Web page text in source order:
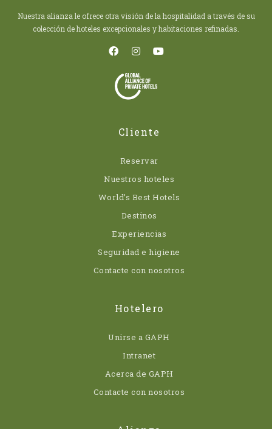
Nuestra alianza le ofrece otra visión de la hospitalidad a través de su
colección de hoteles excepcionales y habitaciones refinadas.
Cliente
Reservar
Nuestros hoteles
World’s Best Hotels
Destinos
Experiencias
Seguridad e higiene
Contacte con nosotros
Hotelero
Unirse a GAPH
Intranet
Acerca de GAPH
Contacte con nosotros